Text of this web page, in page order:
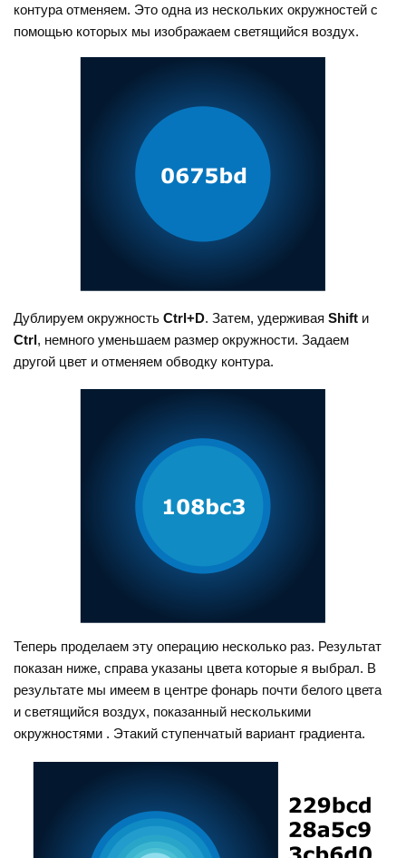
контура отменяем. Это одна из нескольких окружностей с
помощью которых мы изображаем светящийся воздух.
Дублируем окружностьCtrl+D. Затем, удерживаяShift и
Ctrl, немного уменьшаем размер окружности. Задаем
другой цвет и отменяем обводку контура.
Теперь проделаем эту операцию несколько раз. Результат
показан ниже, справа указаны цвета которые я выбрал. В
результате мы имеем в центре фонарь почти белого цвета
и светящийся воздух, показанный несколькими
окружностями . Этакий ступенчатый вариант градиента.